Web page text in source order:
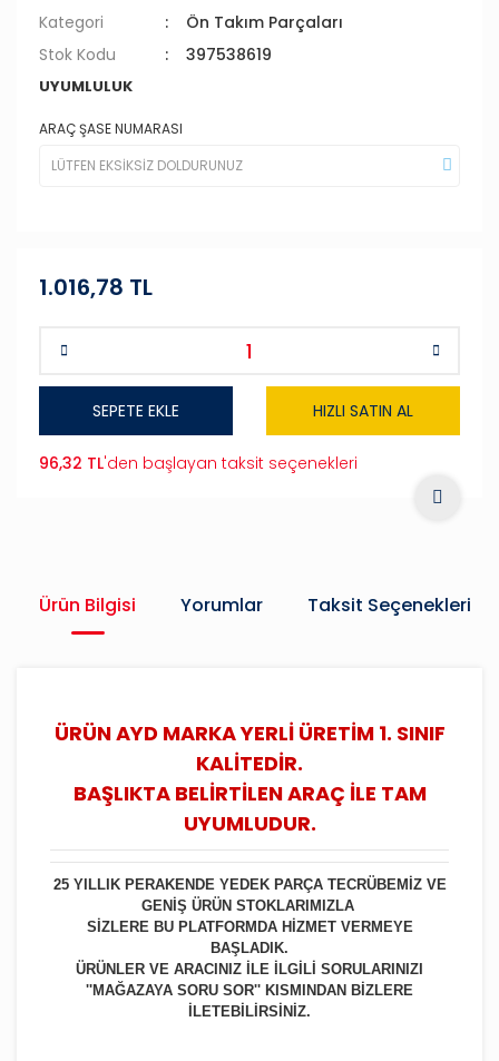
Kategori
Ön Takım Parçaları
Stok Kodu
397538619
UYUMLULUK
ARAÇ ŞASE NUMARASI
1.016,78 TL
SEPETE EKLE HIZLI SATIN AL
96,32 TL'den başlayan taksit seçenekleri
Ürün Bilgisi Yorumlar Taksit Seçenekleri
ÜRÜN AYD MARKA YERLİ ÜRETİM 1. SINIF
KALİTEDİR.
BAŞLIKTA BELİRTİLEN ARAÇ İLE TAM
UYUMLUDUR.
25 YILLIK PERAKENDE YEDEK PARÇA TECRÜBEMİZ VE
GENİŞ ÜRÜN STOKLARIMIZLA
SİZLERE BU PLATFORMDA HİZMET VERMEYE
BAŞLADIK.
ÜRÜNLER VE ARACINIZ İLE İLGİLİ SORULARINIZI
''MAĞAZAYA SORU SOR'' KISMINDAN BİZLERE
İLETEBİLİRSİNİZ.